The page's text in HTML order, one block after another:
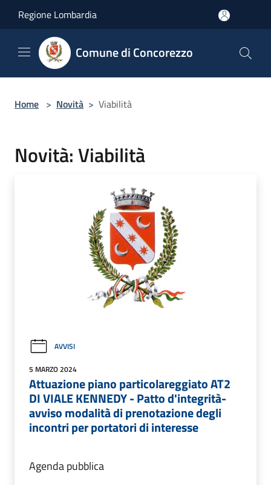
Regione Lombardia
Comune di Concorezzo
Home > Novità > Viabilità
Novità: Viabilità
AVVISI
5 MARZO 2024
Attuazione piano particolareggiato AT2
DI VIALE KENNEDY - Patto d'integrità-
avviso modalità di prenotazione degli
incontri per portatori di interesse
Agenda pubblica